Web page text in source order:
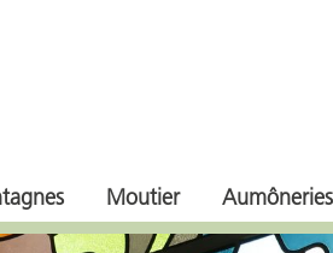
Moutier Aumôneries